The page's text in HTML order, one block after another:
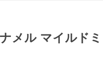
メル マイルド